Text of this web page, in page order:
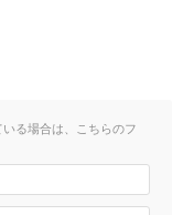
る場合は、こちらのフ